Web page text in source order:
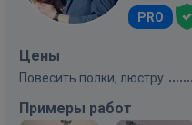
PRO
Цены
Повесить полки, люстру
Примеры работ